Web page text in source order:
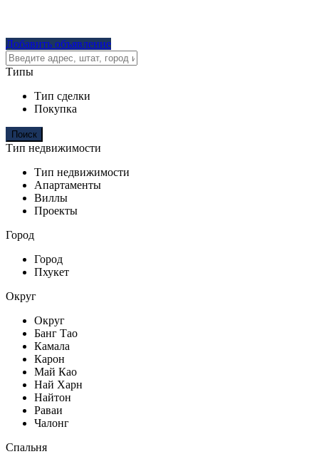
Добавить объявление
Типы
Тип сделки
Покупка
Тип недвижимости
Тип недвижимости
Апартаменты
Виллы
Проекты
Город
Город
Пхукет
Округ
Округ
Банг Тао
Камала
Карон
Май Као
Най Харн
Найтон
Раваи
Чалонг
Спальня